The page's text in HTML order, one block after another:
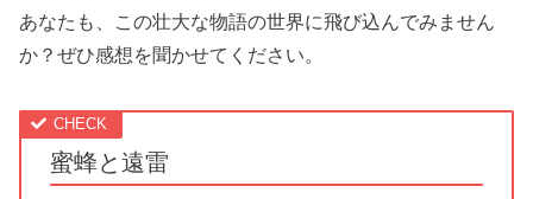
あなたも、この壮大な物語の世界に飛び込んでみません
か？ぜひ感想を聞かせてください。
蜜蜂と遠雷